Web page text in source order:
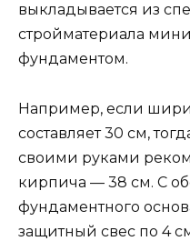
выкладывается из
стройматериала
фундаментом.
Например, если
составляет 30 см,
своими руками
кирпича — 38 см. С
фундаментного
защитный свес по 4